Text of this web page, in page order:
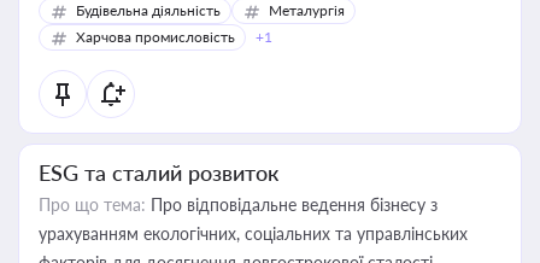
Будівельна діяльність
Металургія
Харчова промисловість
+1
ESG та сталий розвиток
Про що тема: Про відповідальне ведення бізнесу з
урахуванням екологічних, соціальних та управлінських